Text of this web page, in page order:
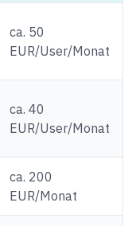
ca. 50
EUR/User/Monat
ca. 40
EUR/User/Monat
ca. 200
EUR/Monat